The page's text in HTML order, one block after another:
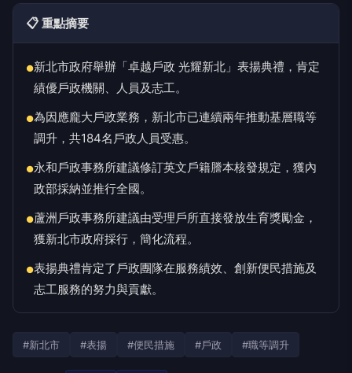
📋 重點摘要
●新北市政府舉辦「卓越戶政 光耀新北」表揚典禮，肯定
績優戶政機關、人員及志工。
●為因應龐大戶政業務，新北市已連續兩年推動基層職等
調升，共184名戶政人員受惠。
●永和戶政事務所建議修訂英文戶籍謄本核發規定，獲內
政部採納並推行全國。
●蘆洲戶政事務所建議由受理戶所直接發放生育獎勵金，
獲新北市政府採行，簡化流程。
●表揚典禮肯定了戶政團隊在服務績效、創新便民措施及
志工服務的努力與貢獻。
#新北市 #表揚 #便民措施 #戶政 #職等調升